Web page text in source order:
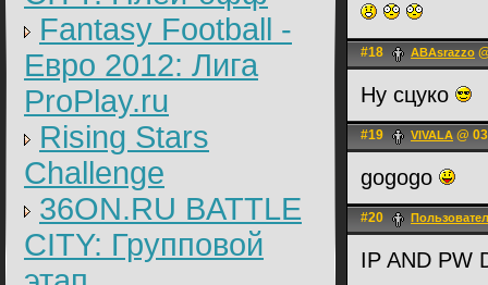
Fantasy Football -
Евро 2012: Лига
ProPlay.ru
Rising Stars
Challenge
36ON.RU BATTLE
CITY: Групповой
#18 ABAsrazzo
Ну сцуко
#19 VIVALA @
gogogo
#20
IP AND PW